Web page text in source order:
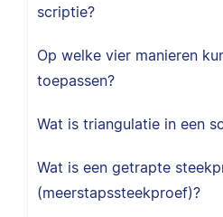
scriptie?
Op welke vier manieren
toepassen?
Wat is triangulatie in een
Wat is een getrapte
(meerstapssteekproef)?